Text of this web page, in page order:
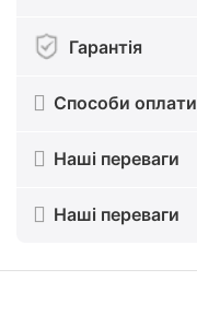
Гарантія
Способи оплати
Наші переваги
Наші переваги